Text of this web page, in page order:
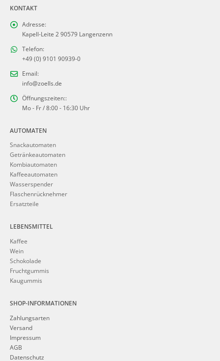
KONTAKT
Adresse:
Kapell-Leite 2 90579 Langenzenn
Telefon:
+49 (0) 9101 90939-0
Email:
info@zoells.de
Öffnungszeiten::
Mo - Fr / 8:00 - 16:30 Uhr
AUTOMATEN
Snackautomaten
Getränkeautomaten
Kombiautomaten
Kaffeeautomaten
Wasserspender
Flaschenrücknehmer
Ersatzteile
LEBENSMITTEL
Kaffee
Wein
Schokolade
Fruchtgummis
Kaugummis
SHOP-INFORMATIONEN
Zahlungsarten
Versand
Impressum
AGB
Datenschutz